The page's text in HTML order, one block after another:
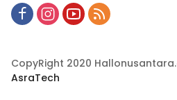
CopyRight 2020
AsraTech